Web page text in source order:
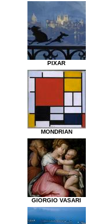
PIXAR
MONDRIAN
GIORGIO VASARI